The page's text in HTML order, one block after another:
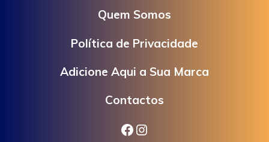
Quem Somos
Política de Privacidade
Adicione Aqui a Sua Marca
Contactos
Facebook
Instagram